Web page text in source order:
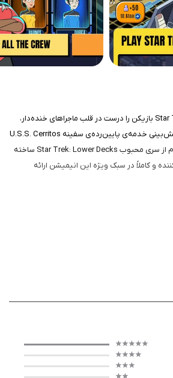
Star Trek Lower Decks Mobile بازیکن را درست در قلب ماجراهای خنده‌دار،
پرهیجان و گاهی غیرقابل‌پیش‌بینی خدمه‌ی پایین‌رده‌ی سفینه U.S.S. Cerritos
قرار می‌دهد. این بازی با الهام از سری محبوب Star Trek: Lower Decks ساخته
و کاملاً در سبک ویژه این انیمیشن ارائه
آن‌ها باید یک تمرین معمولی روی هولدِک
(Holodeck) انجام دهند؛ تمرینی که سازمان‌دهی آن مانند همیشه به Boimler